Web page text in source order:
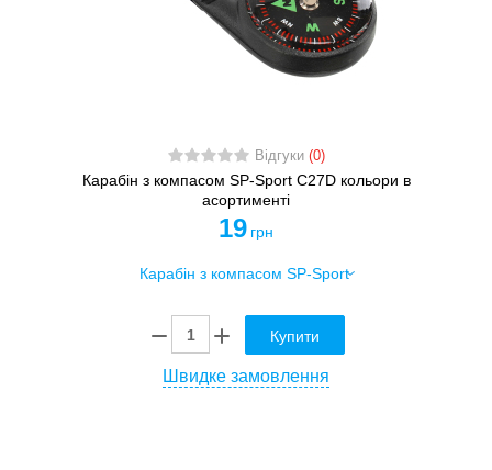
Відгуки (0)
Карабін з компасом SP-Sport C27D кольори в
асортименті
19 грн
Купити
Швидке замовлення